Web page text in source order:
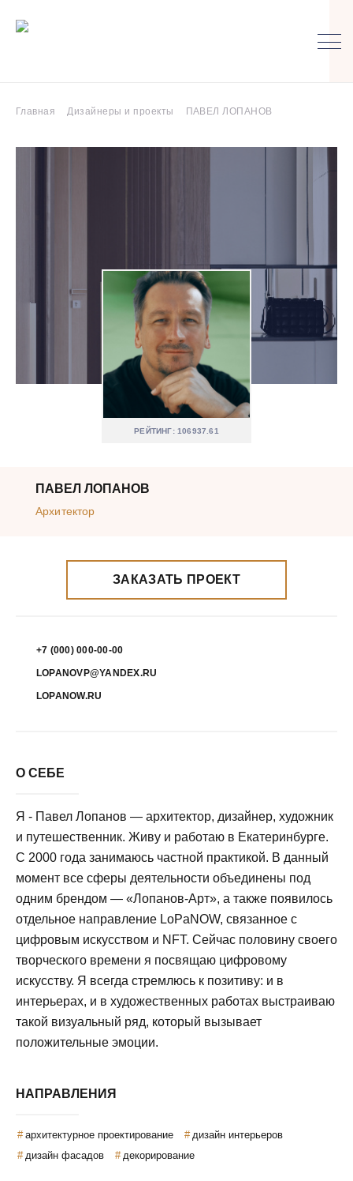
Главная Дизайнеры и проекты ПАВЕЛ ЛОПАНОВ
РЕЙТИНГ: 106937.61
ПАВЕЛ ЛОПАНОВ
Архитектор
ЗАКАЗАТЬ ПРОЕКТ
+7 (000) 000-00-00
LOPANOVP@YANDEX.RU
LOPANOW.RU
О СЕБЕ
Я - Павел Лопанов — архитектор, дизайнер, художник
и путешественник. Живу и работаю в Екатеринбурге.
С 2000 года занимаюсь частной практикой. В данный
момент все сферы деятельности объединены под
одним брендом — «Лопанов-Арт», а также появилось
отдельное направление LoPaNOW, связанное с
цифровым искусством и NFT. Сейчас половину своего
творческого времени я посвящаю цифровому
искусству. Я всегда стремлюсь к позитиву: и в
интерьерах, и в художественных работах выстраиваю
такой визуальный ряд, который вызывает
положительные эмоции.
НАПРАВЛЕНИЯ
архитектурное проектирование
дизайн интерьеров
дизайн фасадов
декорирование